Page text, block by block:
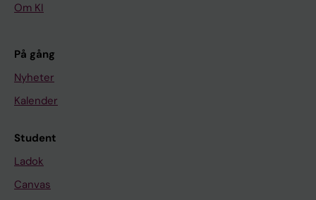
Om KI
På gång
Nyheter
Kalender
Student
Ladok
Canvas